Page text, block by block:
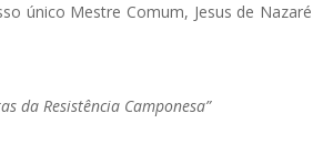
único Mestre Comum, Jesus de
da Resistência Camponesa”